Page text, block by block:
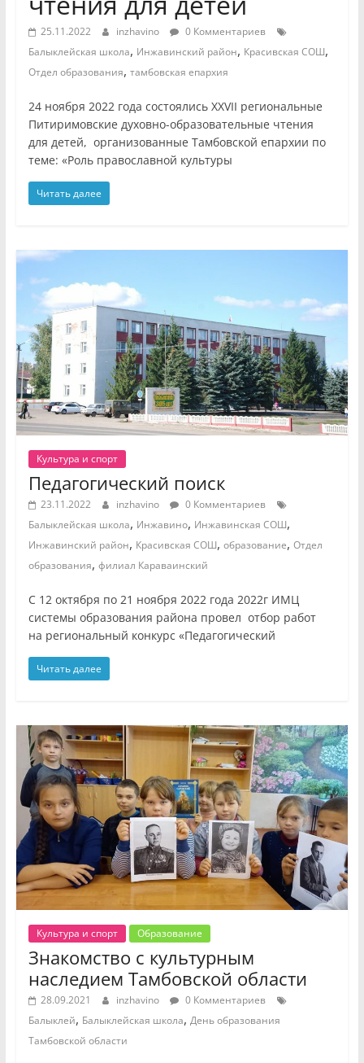
25.11.2022 inzhavino
0 Комментариев
Балыклейская школа, Инжавинский район, Красивская СОШ,
Отдел образования, тамбовская епархия
24 ноября 2022 года состоялись XXVII региональные
Питиримовские духовно-образовательные чтения
для детей, организованные Тамбовской епархии по
теме: «Роль православной культуры
Читать далее
Культура и спорт
Педагогический поиск
23.11.2022 inzhavino
0 Комментариев
Балыклейская школа, Инжавино, Инжавинская СОШ,
Инжавинский район, Красивская СОШ, образование, Отдел
образования, филиал Караваинский
C 12 октября по 21 ноября 2022 года 2022г ИМЦ
системы образования района провел отбор работ
на региональный конкурс «Педагогический
Читать далее
Культура и спорт Образование
Знакомство с культурным
наследием Тамбовской области
28.09.2021 inzhavino
0 Комментариев
Балыклей, Балыклейская школа, День образования
Тамбовской области